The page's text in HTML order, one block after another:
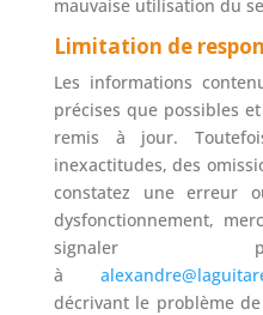
mauvaise utilisation du
Limitation de
Les informations
précises que possibles
remis à jour.
inexactitudes, des
constatez une erreur
dysfonctionnement,
signaler
à
décrivant le problème